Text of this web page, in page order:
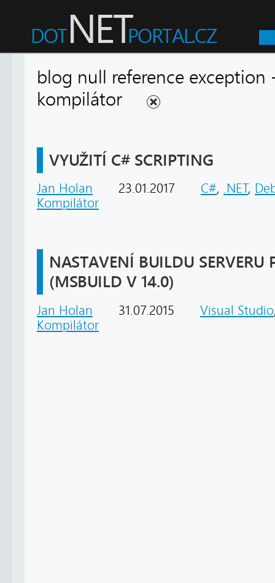
blog null reference exception
kompilátor
VYUŽITÍ C# SCRIPTING
Jan Holan 23.01.2017 C#, .NET,
Kompilátor
NASTAVENÍ BUILDU SERVERU
(MSBUILD V 14.0)
Jan Holan 31.07.2015 Visual Studio
Kompilátor